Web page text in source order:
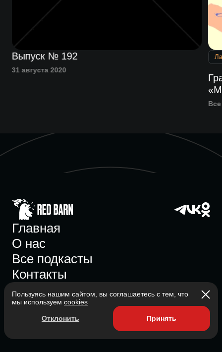
Выпуск № 192
31 августа 2020
Главная
О нас
Все подкасты
Контакты
Состоит в ассоциации с 2023
Пользуясь нашим сайтом, вы соглашаетесь с тем, что
мы используем cookies
Отклонить Принять